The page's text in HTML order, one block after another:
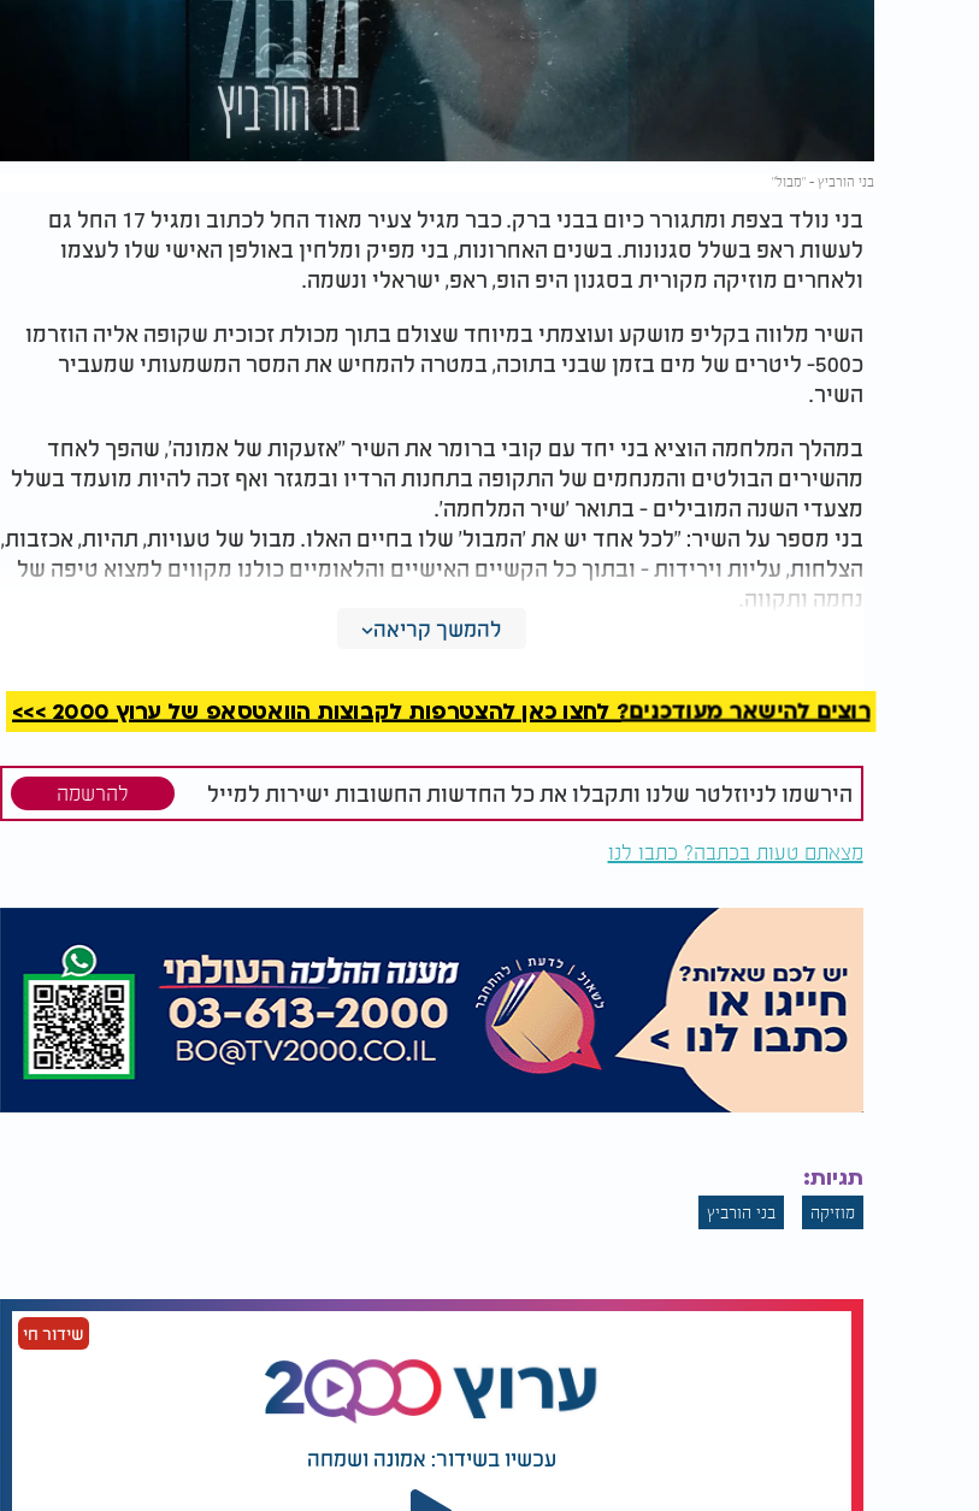
בני הורביץ - "מבול"
בני נולד בצפת ומתגורר כיום בבני ברק. כבר מגיל צעיר מאוד החל לכתוב ומגיל 17 החל גם
לעשות ראפ בשלל סגנונות. בשנים האחרונות, בני מפיק ומלחין באולפן האישי שלו לעצמו
ולאחרים מוזיקה מקורית בסגנון היפ הופ, ראפ, ישראלי ונשמה.
השיר מלווה בקליפ מושקע ועוצמתי במיוחד שצולם בתוך מכולת זכוכית שקופה אליה הוזרמו
כ500- ליטרים של מים בזמן שבני בתוכה, במטרה להמחיש את המסר המשמעותי שמעביר
השיר.
במהלך המלחמה הוציא בני יחד עם קובי ברומר את השיר ''אזעקות של אמונה', שהפך לאחד
מהשירים הבולטים והמנחמים של התקופה בתחנות הרדיו ובמגזר ואף זכה להיות מועמד בשלל
מצעדי השנה המובילים - בתואר 'שיר המלחמה'.
בני מספר על השיר: "לכל אחד יש את 'המבול' שלו בחיים האלו. מבול של טעויות, תהיות, אכזבות,
הצלחות, עליות וירידות - ובתוך כל הקשיים האישיים והלאומיים כולנו מקווים למצוא טיפה של
נחמה ותקווה.
השיר הזה עבורי הוא מעין פריקה על 'המבול' האישי שלי, ואני מאמין בכל ליבי ש'בחיים הכל
להמשך קריאה
רוצים להישאר מעודכנים? לחצו כאן להצטרפות לקבוצות הוואטסאפ של ערוץ 2000 >>>
הירשמו לניוזלטר שלנו ותקבלו את כל החדשות החשובות ישירות למייל להרשמה
מצאתם טעות בכתבה? כתבו לנו
תגיות:
מוזיקה בני הורביץ
שידור חי
עכשיו בשידור: אמונה ושמחה